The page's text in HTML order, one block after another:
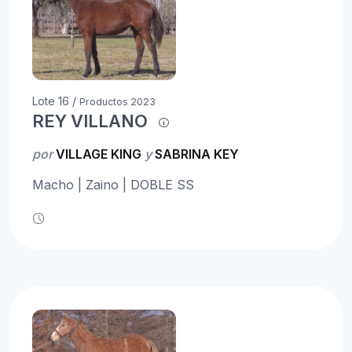
Lote 16 / Productos 2023
REY VILLANO
porVILLAGE KING ySABRINA KEY
Macho | Zaino | DOBLE SS